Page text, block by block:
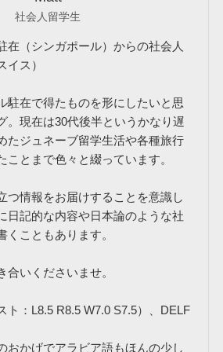
社会人留学生
在（シンガポール）からの社会人
イス）
駐在で得たものを形にしたいと思
。現在は30代後半というかなり遅
たジュネーブ留学生活や各種旅行
ことまで色々と綴っています。
つ情報をお届けすることを意識し
日記的な内容や日本論のような社
くこともあります。
合いくださいませ。
ト：L8.5 R8.5 W7.0 S7.5）、DELF
おかげでアラビア語もほんの少し